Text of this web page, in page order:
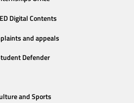
Digital Contents
and appeals
Defender
and Sports